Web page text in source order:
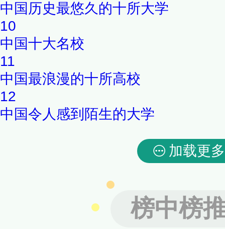
中国历史最悠久的十所大学
10
中国十大名校
11
中国最浪漫的十所高校
12
中国令人感到陌生的大学
加载更多
榜中榜